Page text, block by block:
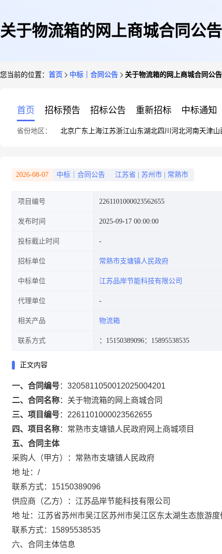
关于物流箱的网上商城合同公告
您当前的位置： 首页 中标｜合同公告 关于物流箱的网上商城合同公告
首页 招标预告 招标公告 重新招标 中标通知
省份地区： 北京广东 上海江苏浙江山东湖北四川 河北河南天津山
2026-08-07 中标｜合同公告 江苏省 苏州市 常熟市
项目编号 2261101000023562655
发布时间 2025-09-17 00:00:00
投标截止时间
招标单位 常熟市支塘镇人民政府
中标单位 江苏品岸节能科技有限公司
代理单位
相关产品 物流箱
联系方式 ：15150389096：15895538535
正文内容
一、合同编号： 3205811050012025004201
二、合同名称： 关于物流箱的网上商城合同
三、项目编号： 2261101000023562655
四、项目名称： 常熟市支塘镇人民政府网上商城项目
五、合同主体
采购人（甲方）： 常熟市支塘镇人民政府
地 址： /
联系方式： 15150389096
供应商（乙方）： 江苏品岸节能科技有限公司
地 址： 江苏省苏州市吴江区苏州市吴江区东太湖生态旅游
联系方式： 15895538535
六、合同主体信息